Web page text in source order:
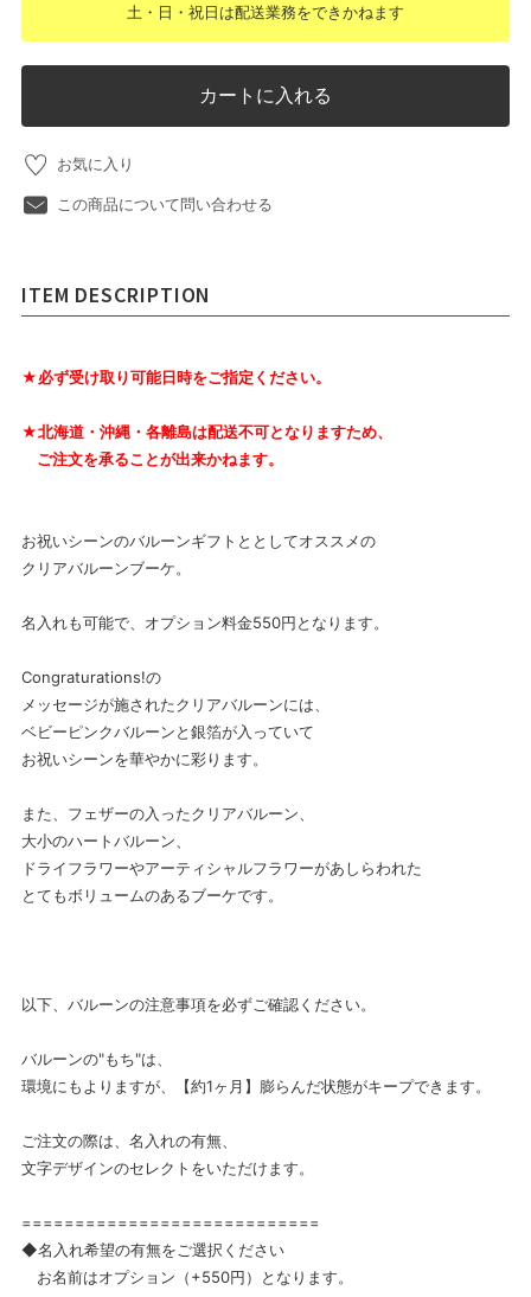
土・日・祝日は配送業務をできかねます
カートに入れる
お気に入り
この商品について問い合わせる
ITEM DESCRIPTION
★必ず受け取り可能日時をご指定ください。
★北海道・沖縄・各離島は配送不可となりますため、
ご注文を承ることが出来かねます。
お祝いシーンのバルーンギフトととしてオススメの
クリアバルーンブーケ。
名入れも可能で、オプション料金550円となります。
Congraturations!の
メッセージが施されたクリアバルーンには、
ベビーピンクバルーンと銀箔が入っていて
お祝いシーンを華やかに彩ります。
また、フェザーの入ったクリアバルーン、
大小のハートバルーン、
ドライフラワーやアーティシャルフラワーがあしらわれた
とてもボリュームのあるブーケです。
以下、バルーンの注意事項を必ずご確認ください。
バルーンの"もち"は、
環境にもよりますが、【約1ヶ月】膨らんだ状態がキープできます。
ご注文の際は、名入れの有無、
文字デザインのセレクトをいただけます。
============================
◆名入れ希望の有無をご選択ください
お名前はオプション（+550円）となります。